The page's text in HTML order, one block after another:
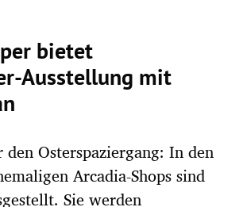
bietet
Ausstellung mit
Osterspaziergang: In den
Arcadia-Shops sind
Sie werden